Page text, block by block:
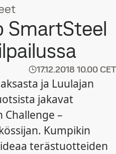
17.12.2018 10.00 CET
ja Luulajan
jakavat
–
Kumpikin
terästuotteiden